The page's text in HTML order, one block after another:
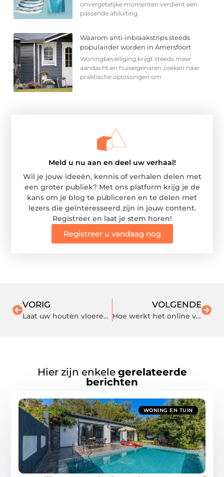
onvergetelijke momenten verdient een
passende afsluiting.
Waarom anti-inbraakstrips steeds
populairder worden in Amersfoort
Woningbeveiliging krijgt steeds meer
aandacht en huiseigenaren zoeken naar
praktische oplossingen om
Meld u nu aan en deel uw verhaal!
Wil je jouw ideeën, kennis of verhalen delen met
een groter publiek? Met ons platform krijg je de
kans om je blog te publiceren en te delen met
lezers die geïnteresseerd zijn in jouw content.
Registreer en laat je stem horen!
Registreer u vandaag nog
VORIG
Laat uw houten vloeren in Nijmegen leggen door een expert
VOLGENDE
Hoe werkt het online verkopen van een auto precies?
Hier zijn enkele gerelateerde
berichten
WONING EN TUIN